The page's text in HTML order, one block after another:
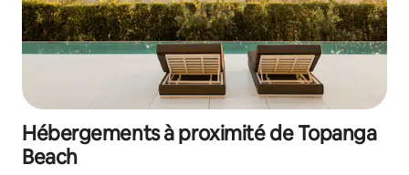
Hébergements à proximité de Topanga
Beach